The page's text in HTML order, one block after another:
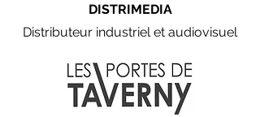
DISTRIMEDIA
Distributeur industriel et audiovisuel